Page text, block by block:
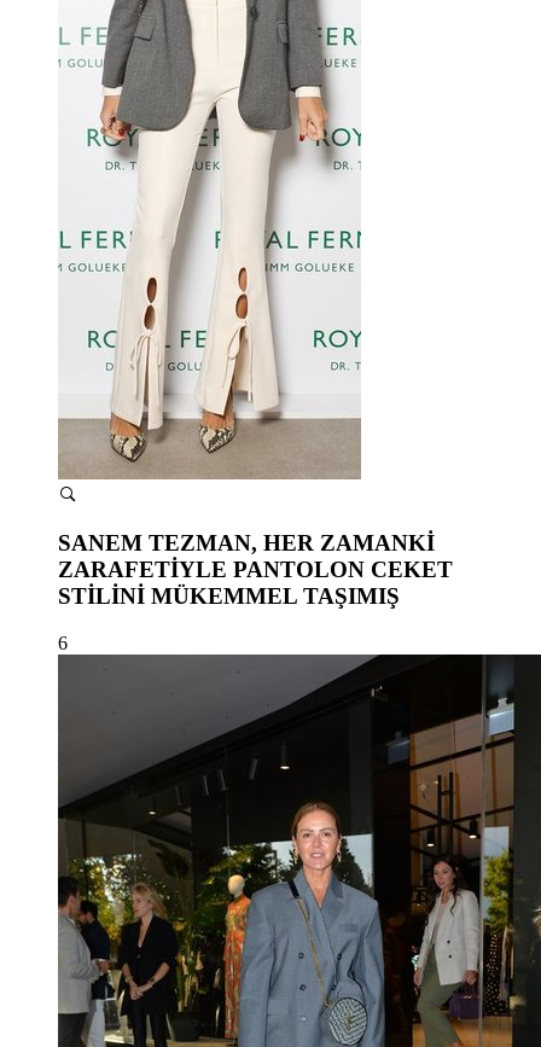
SANEM TEZMAN, HER ZAMANKİ
ZARAFETİYLE PANTOLON CEKET
STİLİNİ MÜKEMMEL TAŞIMIŞ
6